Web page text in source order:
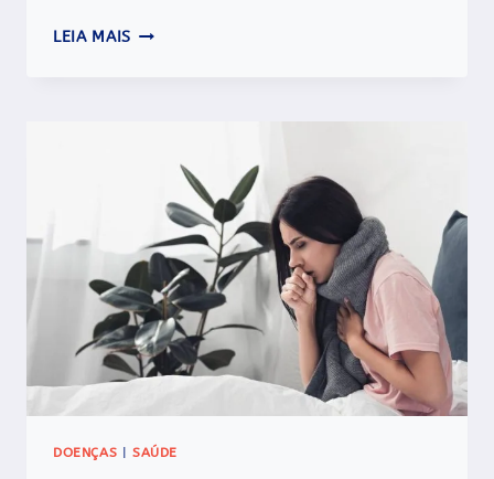
LEIA MAIS TOSSE
FAZER
PARA
ALIVIAR?
DOENÇAS SAÚDE